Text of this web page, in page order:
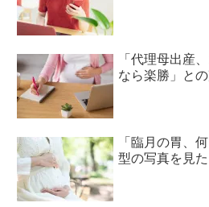
「代理母出産
なら楽勝」と
「臨月の胃、
型の写真を見